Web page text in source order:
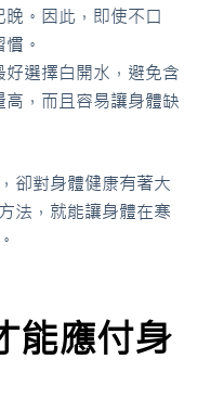
。因此，即使不口
。
選擇白開水，避免含
，而且容易讓身體缺
卻對身體健康有著大
法，就能讓身體在寒
能應付身